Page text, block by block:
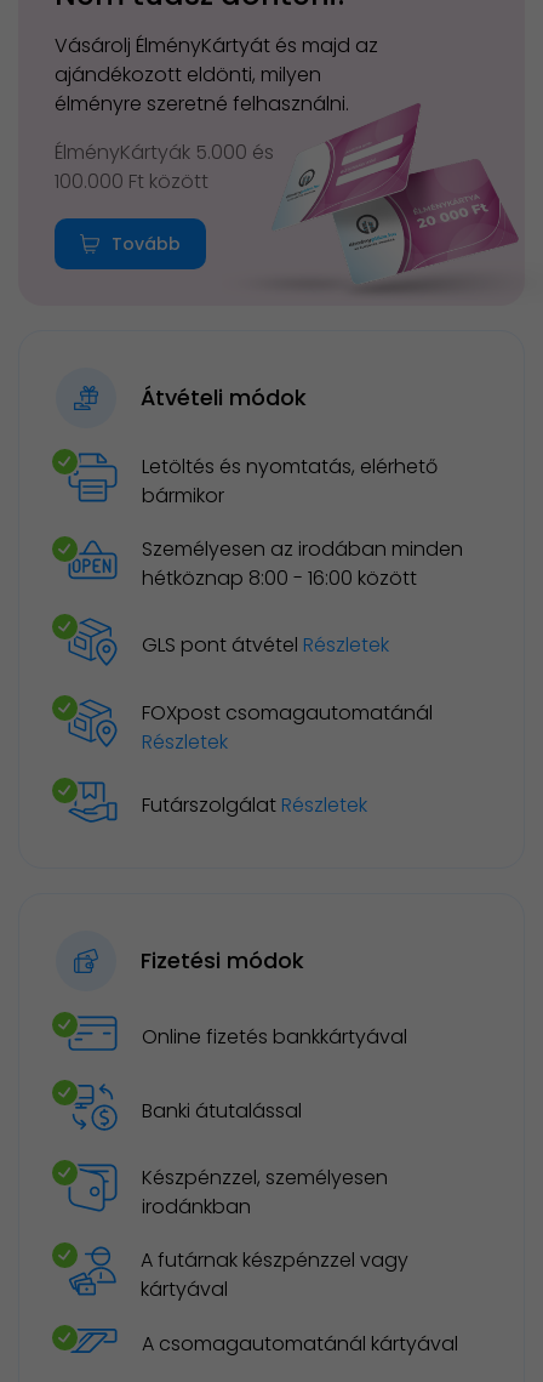
Vásárolj ÉlményKártyát és majd az
ajándékozott eldönti, milyen
élményre szeretné felhasználni.
ÉlményKártyák 5.000 és
100.000 Ft között
Tovább
Átvételi módok
Letöltés és nyomtatás, elérhető
bármikor
Személyesen az irodában minden
hétköznap 8:00 - 16:00 között
GLS pont átvétel Részletek
FOXpost csomagautomatánál
Részletek
Futárszolgálat Részletek
Fizetési módok
Online fizetés bankkártyával
Banki átutalással
Készpénzzel, személyesen
irodánkban
A futárnak készpénzzel vagy
kártyával
A csomagautomatánál kártyával